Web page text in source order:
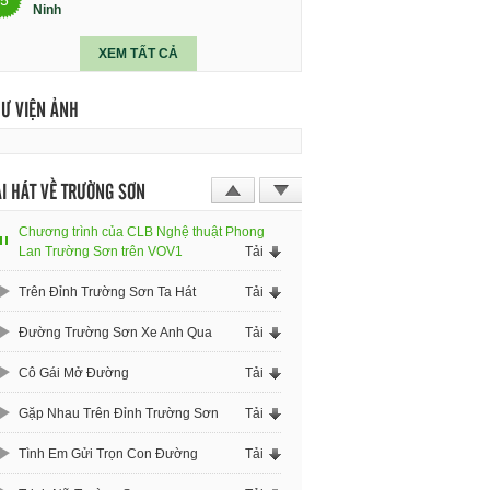
Ninh
XEM TẤT CẢ
VIỆN ẢNH
HÁT VỀ TRƯỜNG SƠN
Chương trình của CLB Nghệ thuật Phong
Lan Trường Sơn trên VOV1
Tải
Trên Đỉnh Trường Sơn Ta Hát Tải
Đường Trường Sơn Xe Anh Qua Tải
Cô Gái Mở Đường Tải
Gặp Nhau Trên Đỉnh Trường Sơn Tải
Tình Em Gửi Trọn Con Đường Tải